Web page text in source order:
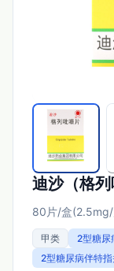
迪沙（格列
80片/盒
甲类 2型糖尿
2型糖尿病伴特